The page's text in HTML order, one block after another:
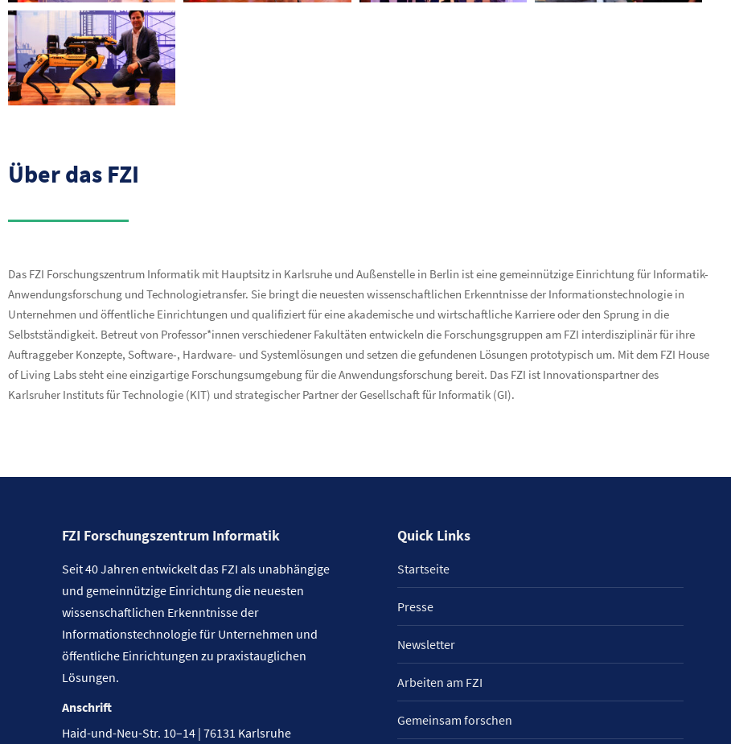
Über das FZI
Das FZI Forschungszentrum Informatik mit Hauptsitz in Karlsruhe und Außenstelle in Berlin ist eine gemeinnützige Einrichtung für Informatik-
Anwendungsforschung und Technologietransfer. Sie bringt die neuesten wissenschaftlichen Erkenntnisse der Informationstechnologie in
Unternehmen und öffentliche Einrichtungen und qualifiziert für eine akademische und wirtschaftliche Karriere oder den Sprung in die
Selbstständigkeit. Betreut von Professor*innen verschiedener Fakultäten entwickeln die Forschungsgruppen am FZI interdisziplinär für ihre
Auftraggeber Konzepte, Software-, Hardware- und Systemlösungen und setzen die gefundenen Lösungen prototypisch um. Mit dem FZI House
of Living Labs steht eine einzigartige Forschungsumgebung für die Anwendungsforschung bereit. Das FZI ist Innovationspartner des
Karlsruher Instituts für Technologie (KIT) und strategischer Partner der Gesellschaft für Informatik (GI).
FZI Forschungszentrum Informatik
Seit 40 Jahren entwickelt das FZI als unabhängige
und gemeinnützige Einrichtung die neuesten
wissenschaftlichen Erkenntnisse der
Informationstechnologie für Unternehmen und
öffentliche Einrichtungen zu praxistauglichen
Lösungen.
Anschrift
Haid-und-Neu-Str. 10–14 | 76131 Karlsruhe
Quick Links
Startseite
Presse
Newsletter
Arbeiten am FZI
Gemeinsam forschen